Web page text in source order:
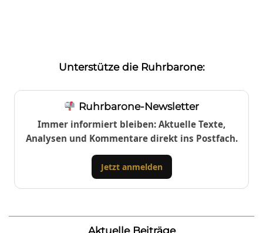
Unterstütze die Ruhrbarone:
Ruhrbarone-Newsletter
Immer informiert bleiben: Aktuelle Texte,
Analysen und Kommentare direkt ins Postfach.
Jetzt anmelden
Aktuelle Beiträge